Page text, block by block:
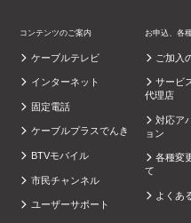
コンテンツのご案内
ケーブルテレビ
インターネット
固定電話
ケーブルプラスでんき
BTVモバイル
市民チャンネル
ユーザーサポート
お申込、各
ご加入
サービ
代理店
対応ア
ョン
各種変
て
よくあ